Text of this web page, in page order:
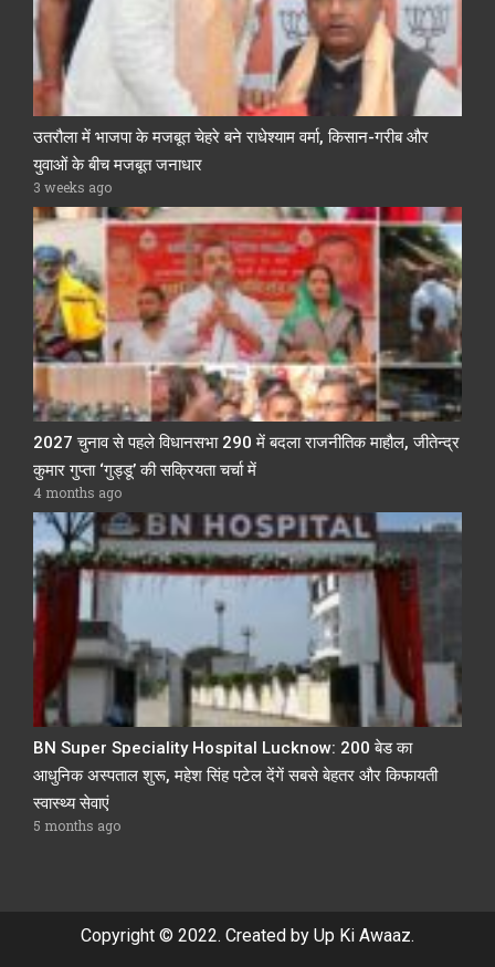
उतरौला में भाजपा के मजबूत चेहरे बने राधेश्याम वर्मा, किसान-गरीब और
युवाओं के बीच मजबूत जनाधार
3 weeks ago
2027 चुनाव से पहले विधानसभा 290 में बदला राजनीतिक माहौल, जीतेन्द्र
कुमार गुप्ता ‘गुड्डू’ की सक्रियता चर्चा में
4 months ago
BN Super Speciality Hospital Lucknow: 200 बेड का
आधुनिक अस्पताल शुरू, महेश सिंह पटेल देंगें सबसे बेहतर और किफायती
स्वास्थ्य सेवाएं
5 months ago
Copyright © 2022. Created by Up Ki Awaaz.